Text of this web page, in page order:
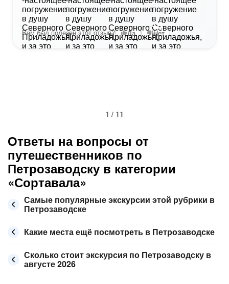
+3
Вам был полезен этот отзыв? Да Нет
1 / 11
Ответы на вопросы от
путешественников по
Петрозаводску в категории
«Сортавала»
Самые популярные экскурсии этой рубрики в
Петрозаводске
Какие места ещё посмотреть в Петрозаводске
Сколько стоит экскурсия по Петрозаводску в
августе 2026